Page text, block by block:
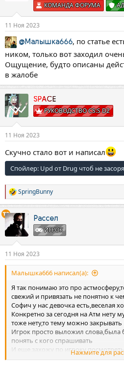
КОМАНДА ФОРУМА
11 Ноя 2023
@Малышка666, по статье
ником, только вот заходил
Ощущение, будто описаны
в жалобе
SPACE
РУКОВОДСТВО CS:S D2
11 Ноя 2023
Скучно стало вот и написал
Спойлер: Upd от Drug чтоб не
Р
е
а
к
ц
SpringBunny
Рассел
ИГРОК
11 Ноя 2023
Малышка666 написал(а):
Я так понимаю это про
свежий и привязать не понятно к
Софич у нас девочка есть,веселая
Конкретно за сегодня на Атм нету
тоже нету,то тему можно закрывать
Игрок просто выложил
понять с кого спрашивать
И еще,захожу по игроку посмотреть
не понимаю к какому серверу
Нажмите для